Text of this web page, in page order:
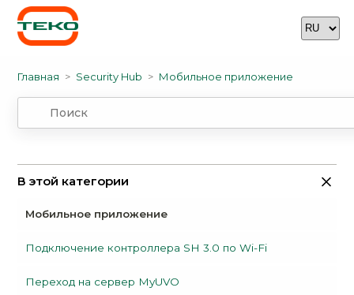
Главная Security Hub Мобильное приложение
В этой категории
Мобильное приложение
Подключение контроллера SH 3.0 по Wi-Fi
Переход на сервер MyUVO